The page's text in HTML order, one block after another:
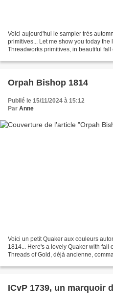
Voici aujourd'hui le sampler très
primitives... Let me show you today the
Threadworks primitives, in beautiful fall
Orpah Bishop 1814
Publié le 15/11/2024 à 15:12
Par Anne
Voici un petit Quaker aux couleurs
1814... Here's a lovely Quaker with fall
Threads of Gold, déjà ancienne,
ICvP 1739, un marquoir